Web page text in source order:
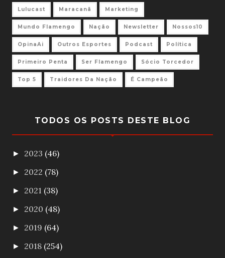
Lulucast Maracanã Marketing
Mundo Flamengo Nação Newsletter Nossos10
OpinaAi Outros Esportes Podcast Política
Primeiro Penta Ser Flamengo Sócio Torcedor
Top 5 Traidores Da Nação É Campeão
TODOS OS POSTS DESTE BLOG
► 2023 (46)
► 2022 (78)
► 2021 (38)
► 2020 (48)
► 2019 (64)
► 2018 (254)